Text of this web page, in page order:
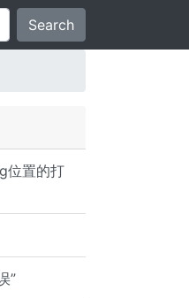
Search
位置的打
”